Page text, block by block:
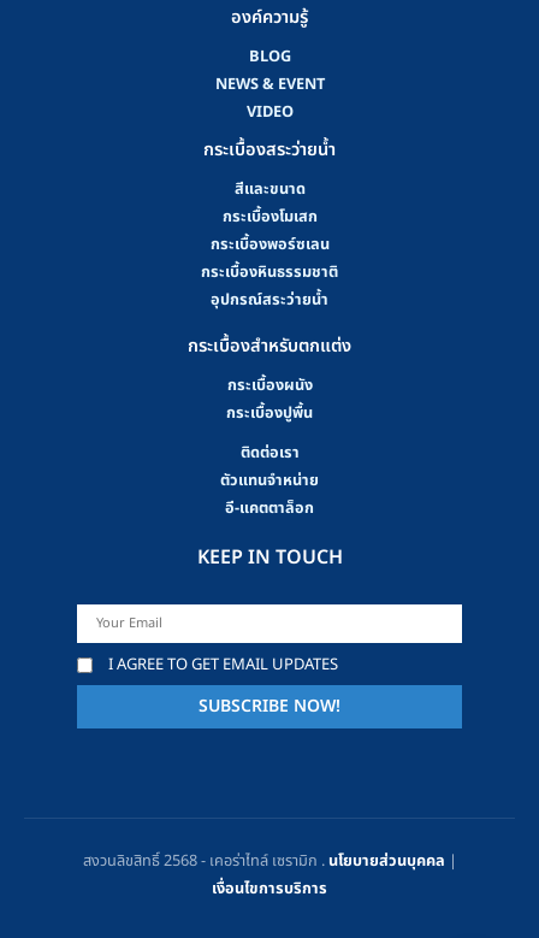
องค์ความรู้
BLOG
NEWS & EVENT
VIDEO
กระเบื้องสระว่ายน้ำ
สีและขนาด
กระเบื้องโมเสก
กระเบื้องพอร์ซเลน
กระเบื้องหินธรรมชาติ
อุปกรณ์สระว่ายน้ำ
กระเบื้องสำหรับตกแต่ง
กระเบื้องผนัง
กระเบื้องปูพื้น
ติดต่อเรา
ตัวแทนจำหน่าย
อี-แคตตาล็อก
KEEP IN TOUCH
I AGREE TO GET EMAIL UPDATES
สงวนลิขสิทธิ์ 2568 - เคอร่าไทล์ เซรามิก .นโยบายส่วนบุคคล |
เงื่อนไขการบริการ